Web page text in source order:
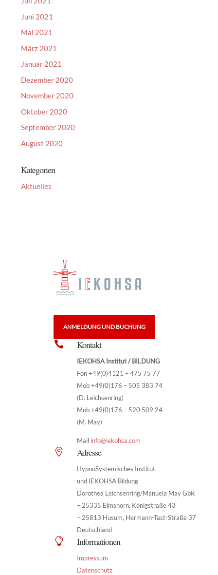
Juni 2021
Mai 2021
März 2021
Januar 2021
Dezember 2020
November 2020
Oktober 2020
September 2020
August 2020
Kategorien
Aktuelles
ANMELDUNG UND BUCHUNG
 Kontakt
IEKOHSA Institut / BILDUNG
Fon +49(0)4121 – 475 75 77
Mob +49(0)176 – 505 383 74
(D. Leichsenring)
Mob +49(0)176 – 520 509 24
(M. May)
Mail info@iekohsa.com
 Adresse
HypnoSystemisches Institut
und IEKOHSA Bildung
Dorothea Leichsenring/Manuela May GbR
– 25335 Elmshorn, Königstraße 43
– 25813 Husum, Hermann-Tast-Straße 37
Deutschland
 Informationen
Impressum
Datenschutz